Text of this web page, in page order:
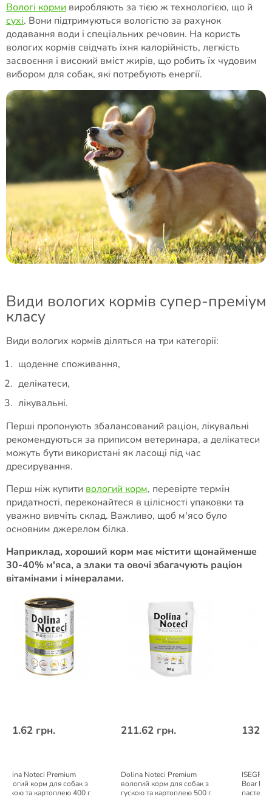
Вологі корми виробляють за тією ж технологією, що й
сухі. Вони підтримуються вологістю за рахунок
додавання води і спеціальних речовин. На користь
вологих кормів свідчать їхня калорійність, легкість
засвоєння і високий вміст жирів, що робить їх чудовим
вибором для собак, які потребують енергії.
Види вологих кормів супер-преміум
класу
Види вологих кормів діляться на три категорії:
щоденне споживання,
делікатеси,
лікувальні.
Перші пропонують збалансований раціон, лікувальні
рекомендуються за приписом ветеринара, а делікатеси
можуть бути використані як ласощі під час
дресирування.
Перш ніж купити вологий корм, перевірте термін
придатності, переконайтеся в цілісності упаковки та
уважно вивчіть склад. Важливо, щоб м'ясо було
основним джерелом білка.
Наприклад, хороший корм має містити щонайменше
30-40% м'яса, а злаки та овочі збагачують раціон
вітамінами і мінералами.
211.62 грн.
Dolina Noteci Premium
вологий корм для собак з
гускою та картоплею 400 г
211.62 грн.
Dolina Noteci Premium
вологий корм для собак з
гускою та картоплею 500 г
Boar